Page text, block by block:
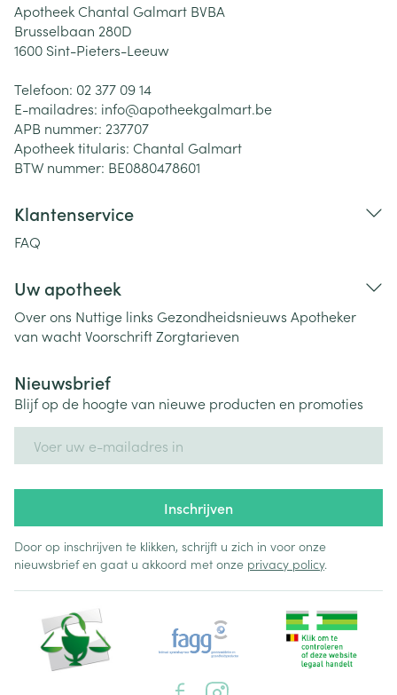
Apotheek Chantal Galmart BVBA
Brusselbaan 280D
1600 Sint-Pieters-Leeuw
Telefoon: 02 377 09 14
E-mailadres: info@apotheekgalmart.be
APB nummer: 237707
Apotheek titularis: Chantal Galmart
BTW nummer: BE0880478601
Klantenservice
FAQ
Uw apotheek
Over ons Nuttige links Gezondheidsnieuws Apotheker
van wachtVoorschriftZorgtarieven
Nieuwsbrief
Blijf op de hoogte van nieuwe producten en promoties
Inschrijven
Door op inschrijven te klikken, schrijft u zich in voor onze
nieuwsbrief en gaat u akkoord met onze privacy policy.